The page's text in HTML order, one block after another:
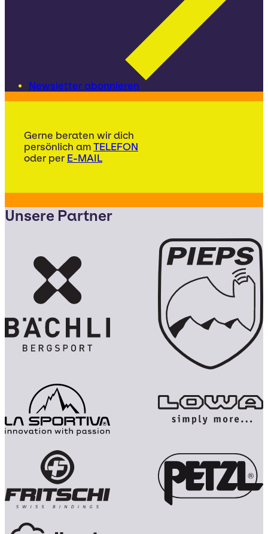
Newsletter abonnieren
Gerne beraten wir dich
persönlich am TELEFON
oder per E-MAIL
Unsere Partner